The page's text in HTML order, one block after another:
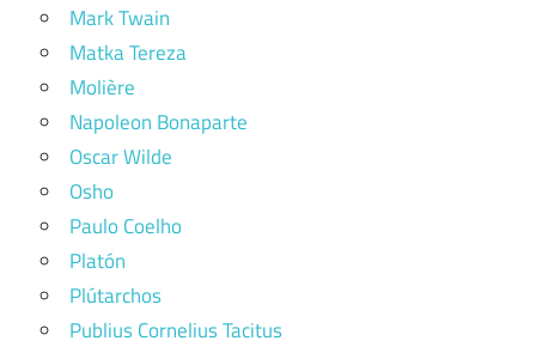
Mark Twain
Matka Tereza
Molière
Napoleon Bonaparte
Oscar Wilde
Osho
Paulo Coelho
Platón
Plútarchos
Publius Cornelius Tacitus